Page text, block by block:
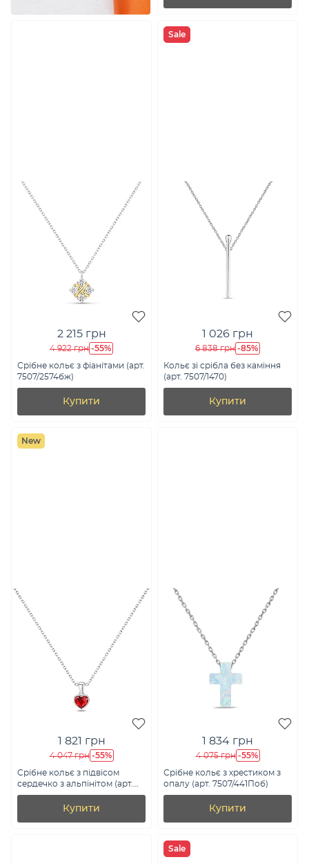
2 215 грн
4 922 грн -55%
Срібне кольє з фіанітами (арт.
7507/2574бж)
Купити
Sale
1 026 грн
6 838 грн -85%
Кольє зі срібла без каміння
(арт. 7507/1470)
Купити
New
1 821 грн
4 047 грн -55%
Срібне кольє з підвісом
сердечко з альпінітом (арт.
7507/2392ак)
Купити
1 834 грн
4 075 грн -55%
Срібне кольє з хрестиком з
опалу (арт. 7507/441Поб)
Купити
Sale